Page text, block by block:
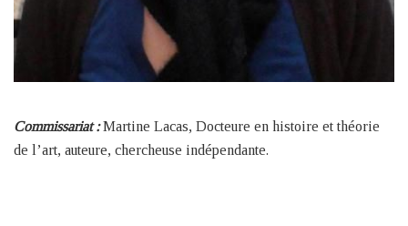
Commissariat :Martine Lacas, Docteure en histoire et théorie
de l’art, auteure, chercheuse indépendante.